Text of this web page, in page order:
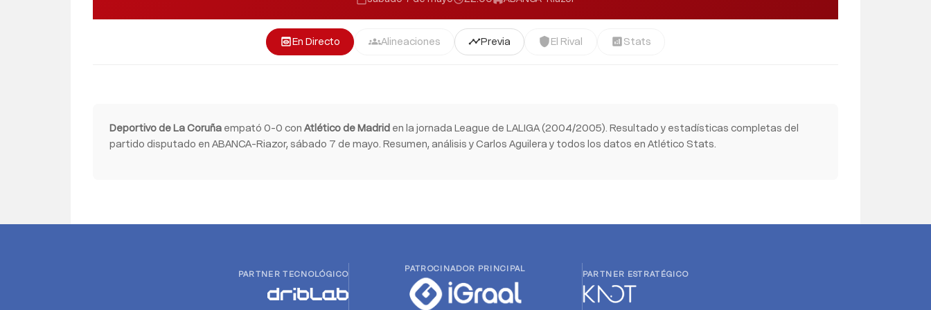
previewEn Directo groupsAlineaciones timelinePrevia shieldEl Rival analytics Stats
Deportivo de La Coruña empató 0-0 con Atlético de Madrid en la jornada League de LALIGA (2004/2005). Resultado y estadísticas completas del
partido disputado en ABANCA-Riazor, sábado 7 de mayo. Resumen, análisis y Carlos Aguilera y todos los datos en Atlético Stats.
PARTNER TECNOLÓGICO
PATROCINADOR PRINCIPAL
PARTNER ESTRATÉGICO